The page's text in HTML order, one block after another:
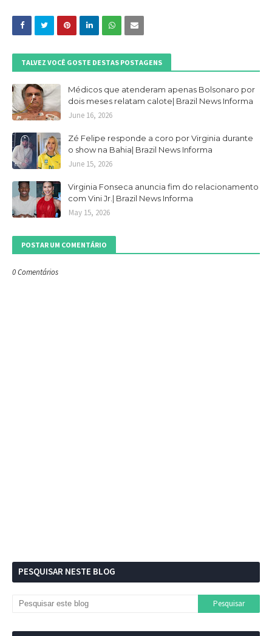
TALVEZ VOCÊ GOSTE DESTAS POSTAGENS
Médicos que atenderam apenas Bolsonaro por
dois meses relatam calote| Brazil News Informa
June 16, 2026
Zé Felipe responde a coro por Virginia durante
o show na Bahia| Brazil News Informa
June 15, 2026
Virginia Fonseca anuncia fim do relacionamento
com Vini Jr.| Brazil News Informa
May 15, 2026
POSTAR UM COMENTÁRIO
0 Comentários
PESQUISAR NESTE BLOG